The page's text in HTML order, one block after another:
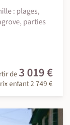
: plages,
parties
de 3 019 €
enfant 2 749 €